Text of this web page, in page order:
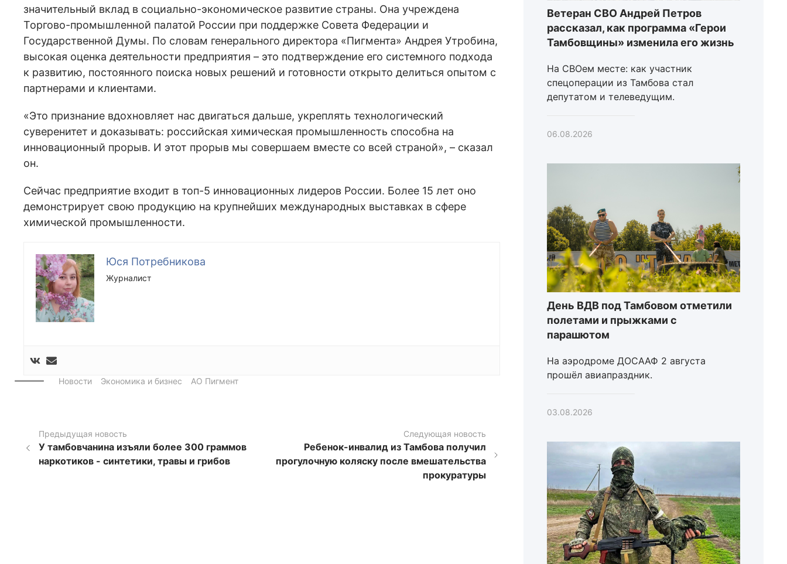
значительный вклад в социально-экономическое развитие страны. Она учреждена
Торгово-промышленной палатой России при поддержке Совета Федерации и
Государственной Думы. По словам генерального директора «Пигмента» Андрея Утробина,
высокая оценка деятельности предприятия – это подтверждение его системного подхода
к развитию, постоянного поиска новых решений и готовности открыто делиться опытом с
партнерами и клиентами.
«Это признание вдохновляет нас двигаться дальше, укреплять технологический
суверенитет и доказывать: российская химическая промышленность способна на
инновационный прорыв. И этот прорыв мы совершаем вместе со всей страной», – сказал
он.
Сейчас предприятие входит в топ-5 инновационных лидеров России. Более 15 лет оно
демонстрирует свою продукцию на крупнейших международных выставках в сфере
химической промышленности.
Юся Потребникова
Журналист
Новости Экономика и бизнес АО Пигмент
Предыдущая новость
У тамбовчанина изъяли более 300 граммов
наркотиков - синтетики, травы и грибов
Следующая новость
Ребенок-инвалид из Тамбова получил
прогулочную коляску после вмешательства
прокуратуры
Ветеран СВО Андрей Петров
рассказал, как программа «Герои
Тамбовщины» изменила его жизнь
На СВОем месте: как участник
спецоперации из Тамбова стал
депутатом и телеведущим.
06.08.2026
День ВДВ под Тамбовом отметили
полетами и прыжками с
парашютом
На аэродроме ДОСААФ 2 августа
прошёл авиапраздник.
03.08.2026